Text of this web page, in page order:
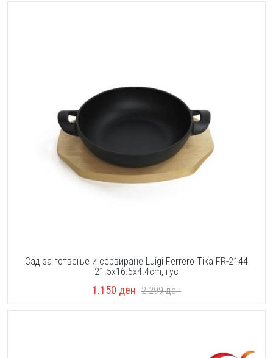
Сад за готвење и сервиране Luigi Ferrero Tika FR-2144
21.5x16.5x4.4cm, гус
1.150 ден 2.299ден